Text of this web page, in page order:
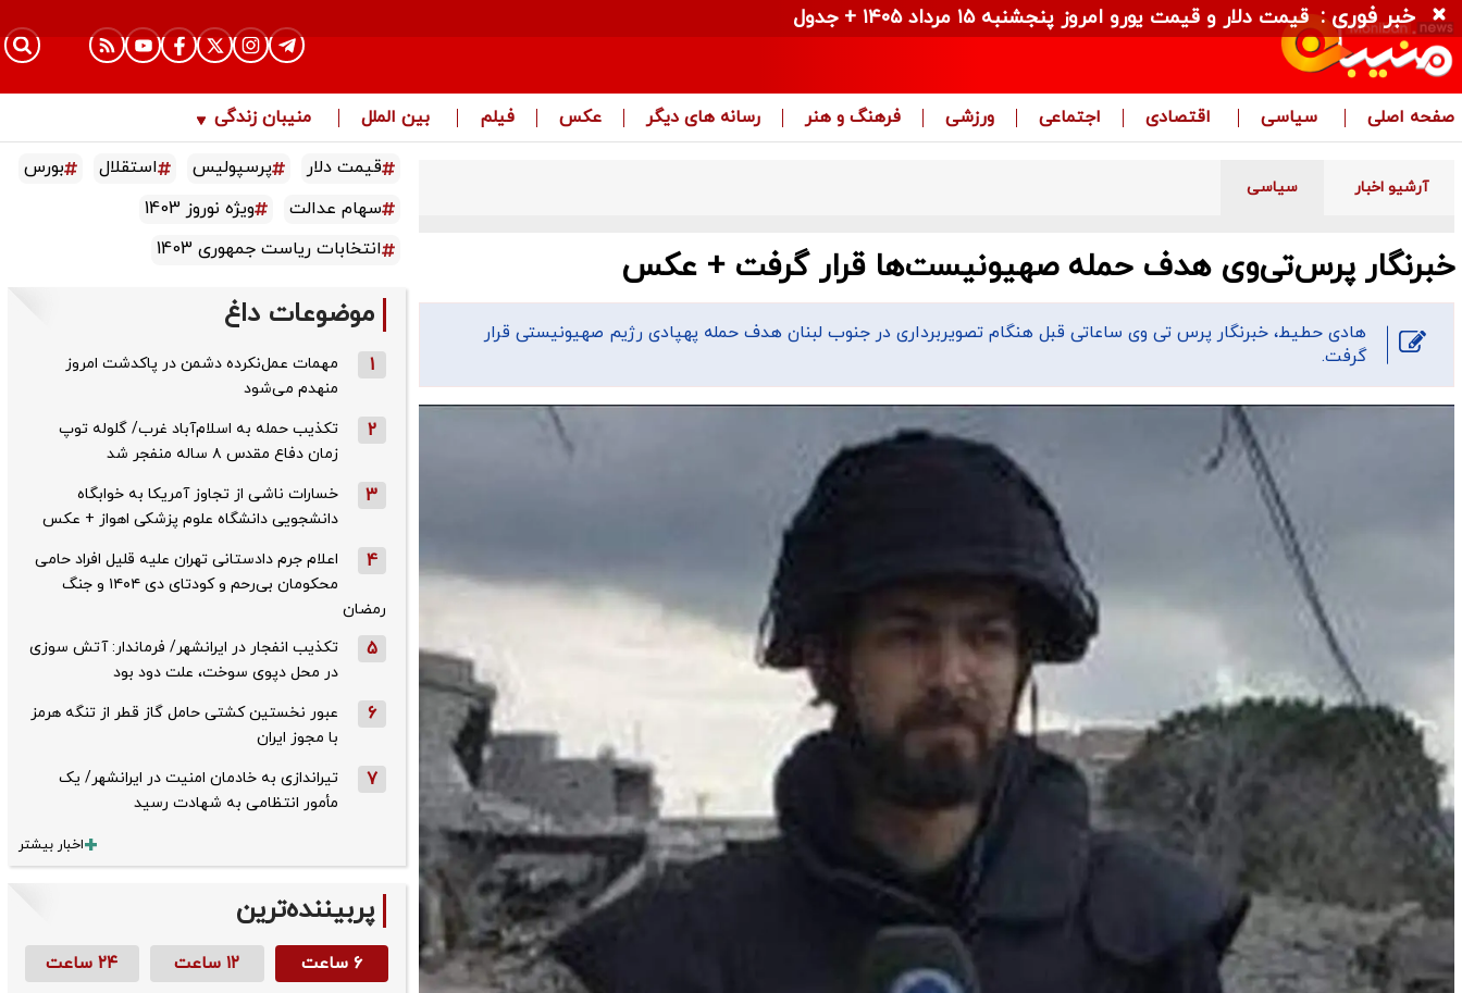
صفحه اصلی سیاسی اقتصادی اجتماعی ورزشی فرهنگ و هنر رسانه های دیگر عکس فیلم بین الملل منیبان زندگی
آرشیو اخبار سیاسی
خبرنگار پرس‌تی‌وی هدف حمله صهیونیست‌ها قرار گرفت + عکس
هادی حطیط، خبرنگار پرس تی وی ساعاتی قبل هنگام تصویربرداری در جنوب لبنان هدف حمله پهپادی رژیم صهیونیستی قرار
گرفت.
قیمت دلار پرسپولیس استقلال
بورس
سهام عدالت
ویژه نوروز 1403
انتخابات ریاست جمهوری 1403
موضوعات داغ
1
مهمات عمل‌نکرده دشمن در پاکدشت امروز
منهدم می‌شود
2
تکذیب حمله به اسلام‌آباد غرب/ گلوله توپ
زمان دفاع مقدس ۸ ساله منفجر شد
3
خسارات ناشی از تجاوز آمریکا به خوابگاه
دانشجویی دانشگاه علوم پزشکی اهواز + عکس
4
اعلام جرم دادستانی تهران علیه قلیل افراد حامی
محکومان بی‌رحم و کودتای دی‌ ۱۴۰۴ و جنگ
رمضان
5
تکذیب ‌انفجار در ایرانشهر/ فرماندار: آتش سوزی
در محل دپوی سوخت، علت دود بود
6
عبور نخستین کشتی حامل گاز قطر از تنگه هرمز
با مجوز ایران
7
تیراندازی به خادمان امنیت در ایرانشهر/ یک
مأمور انتظامی به شهادت رسید
اخبار بیشتر
پربیننده‌ترین
۶ ساعت ۱۲ ساعت ۲۴ ساعت
خبر فوری : قیمت دلار و قیمت یورو امروز پنجشنبه ۱۵ مرداد ۱۴۰۵ + جدول